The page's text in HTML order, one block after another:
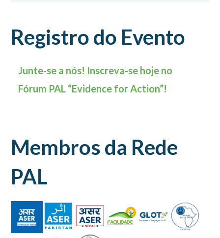
Registro do Evento
Junte-se a nós! Inscreva-se hoje no
Fórum PAL “Evidence for Action”!
Membros da Rede
PAL